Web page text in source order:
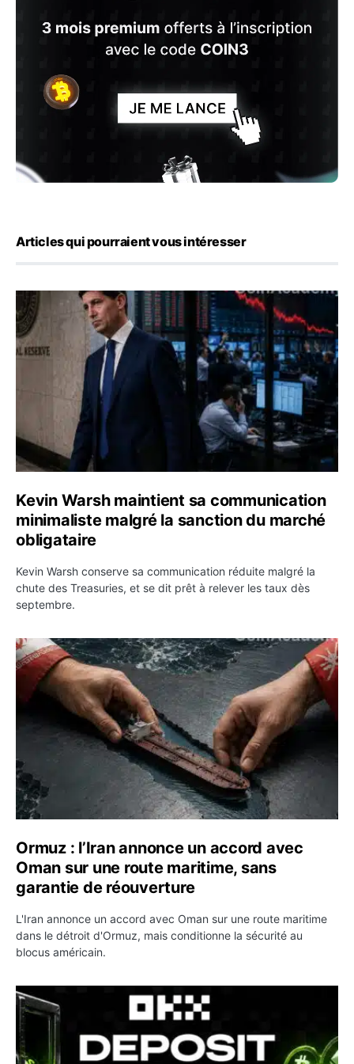
Articles qui pourraient vous intéresser
Kevin Warsh maintient sa communication minimaliste
Kevin Warsh maintient sa communication
minimaliste malgré la sanction du marché
obligataire
Kevin Warsh conserve sa communication réduite malgré la
chute des Treasuries, et se dit prêt à relever les taux dès
septembre.
Ormuz : l’Iran annonce un accord avec Oman sur une
Ormuz : l’Iran annonce un accord avec
Oman sur une route maritime, sans
garantie de réouverture
L'Iran annonce un accord avec Oman sur une route maritime
dans le détroit d'Ormuz, mais conditionne la sécurité au
blocus américain.
OKX relance une campagne Deposit Bonus : jusqu’à 5